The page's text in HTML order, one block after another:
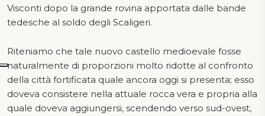
Visconti dopo la grande rovina apportata dalle bande
tedesche al soldo degli Scaligeri.
Riteniamo che tale nuovo castello medioevale fosse
naturalmente di proporzioni molto ridotte al confronto
della città fortificata quale ancora oggi si presenta; esso
doveva consistere nella attuale rocca vera e propria alla
quale doveva aggiungersi, scendendo verso sud-ovest,